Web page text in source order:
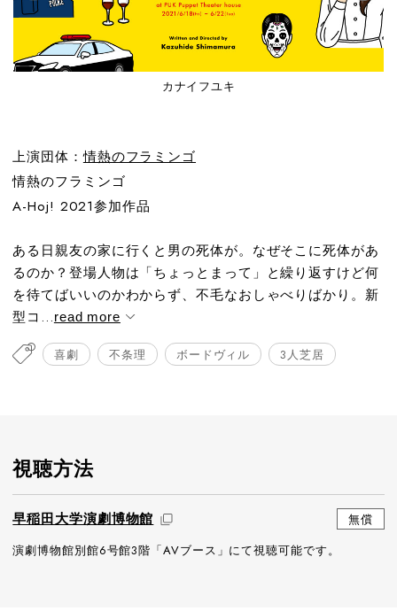
カナイフユキ
上演団体：情熱のフラミンゴ
情熱のフラミンゴ
A-Hoj! 2021参加作品
ある日親友の家に行くと男の死体が。なぜそこに死体があ
るのか？登場人物は「ちょっとまって」と繰り返すけど何
を待てばいいのかわからず、不毛なおしゃべりばかり。新
型コ...read more
喜劇 不条理 ボードヴィル 3人芝居
視聴方法
早稲田大学演劇博物館
無償
演劇博物館別館6号館3階「AVブース」にて視聴可能です。